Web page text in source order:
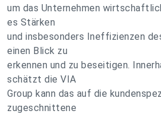
um das Unternehmen
es Stärken
und insbesonders Ineffizienzen
einen Blick zu
erkennen und zu beseitigen.
schätzt die VIA
Group kann das auf die
zugeschnittene